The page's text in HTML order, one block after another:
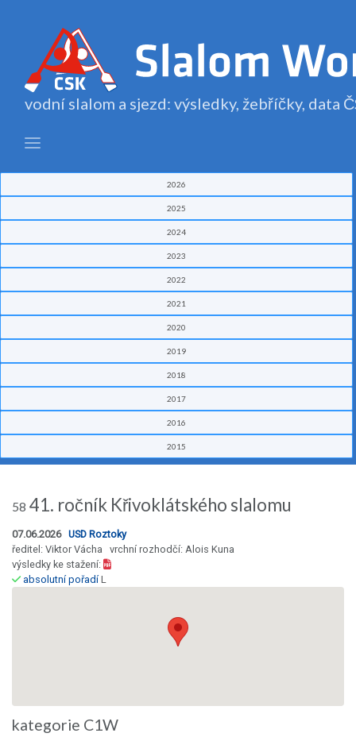
vodní slalom a sjezd: výsledky, žebříčky, data
2026
2025
2024
2023
2022
2021
2020
2019
2018
2017
2016
2015
58 41. ročník Křivoklátského slalomu
07.06.2026 USD Roztoky
ředitel: Viktor Vácha vrchní rozhodčí: Alois Kuna
výsledky ke stažení:
absolutní pořadíL
kategorie C1W